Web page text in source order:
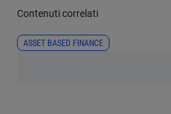
Contenuti correlati
ASSET BASED FINANCE